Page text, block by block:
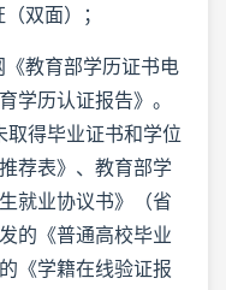
双面）；
教育部学历证书电
学历认证报告》。
得毕业证书和学位
荐表》、教育部学
就业协议书》（省
的《普通高校毕业
《学籍在线验证报